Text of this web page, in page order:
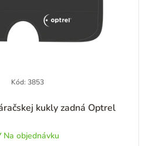
kukly zadná Optrel
Na objednávku
Kód: 3853